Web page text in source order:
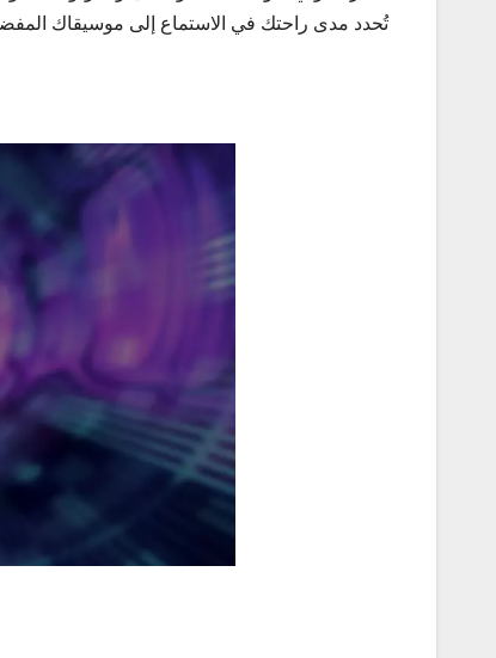
تُحدد مدى راحتك في الاستماع إلى موسيقاك